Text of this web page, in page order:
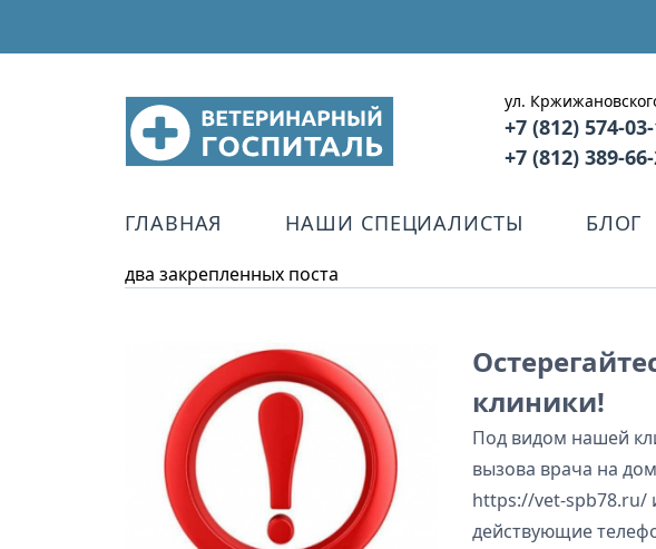
ул.
+7 (812) 574-
+7 (812) 389-
ГЛАВНАЯ НАШИ СПЕЦИАЛИСТЫ БЛОГ
два закрепленных поста
клиники!
Под видом нашей
вызова врача на
https://vet-spb78.ru/
действующие